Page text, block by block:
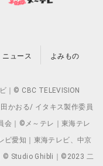
ニュース よみもの
｜© CBC TELEVISION
かおる/ イタキス製作委員
会｜©メ～テレ｜東海テレ
ビ愛知｜東海テレビ、中京
© Studio Ghibli｜©2023 二